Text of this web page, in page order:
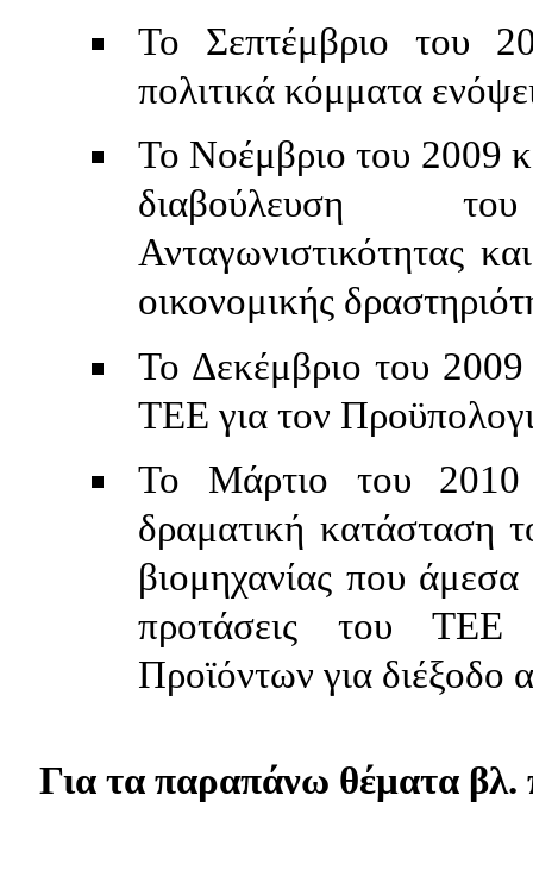
Το Σεπτέμβριο του
πολιτικά κόμματα
Το Νοέμβριο του 2009
διαβούλευση
Ανταγωνιστικότητας
οικονομικής
Το Δεκέμβριο του
ΤΕΕ για τον
Το Μάρτιο του 2010
δραματική κατάσταση
βιομηχανίας που άμεσα
προτάσεις του ΤΕΕ
Προϊόντων για διέξοδο
Για τα παραπάνω θέματα βλ.